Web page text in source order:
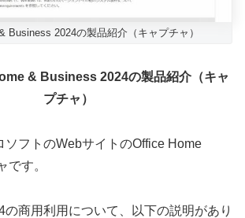
Business 2024の製品紹介（キャプチャ）
& Business 2024の製品紹介（キャ
プチャ）
ソフトのWebサイトのOffice Home
です。
の商用利用について、以下の説明があり